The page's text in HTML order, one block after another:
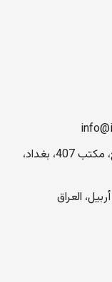
شارع الرواد، عمارة بلو تاور الطابق الرابع، مكتب 407، بغداد،